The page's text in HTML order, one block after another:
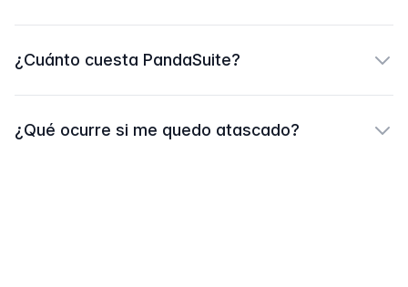
¿Cuánto cuesta PandaSuite?
¿Qué ocurre si me quedo atascado?